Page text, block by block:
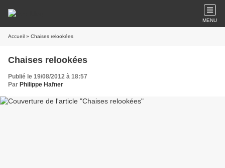
MENU
Accueil » Chaises relookées
Chaises relookées
Publié le 19/08/2012 à 18:57
Par Philippe Hafner